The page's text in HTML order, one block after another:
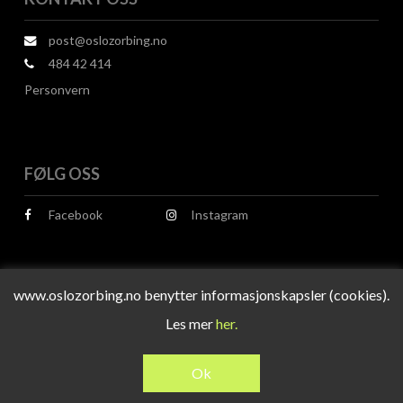
post@oslozorbing.no
484 42 414
Personvern
FØLG OSS
Facebook Instagram
Design og utvikling av
www.oslozorbing.no benytter informasjonskapsler (cookies).
Les merher.
Ok